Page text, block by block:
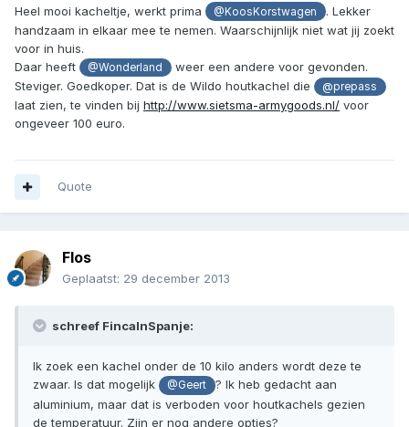
Heel mooi kacheltje, werkt prima @KoosKorstwagen
. Lekker
handzaam in elkaar mee te nemen. Waarschijnlijk niet wat jij zoekt
voor in huis.
Daar heeft
@Wonderland
weer een andere voor gevonden.
Steviger. Goedkoper. Dat is de Wildo houtkachel die
@prepass
laat zien, te vinden bij http://www.sietsma-armygoods.nl/ voor
ongeveer 100 euro.
Quote
Flos
Geplaatst: 29 december 2013
schreef FincaInSpanje:
Ik zoek een kachel onder de 10 kilo anders wordt deze te
zwaar. Is dat mogelijk
@Geert
? Ik heb gedacht aan
aluminium, maar dat is verboden voor houtkachels gezien
de temperatuur. Zijn er nog andere opties?